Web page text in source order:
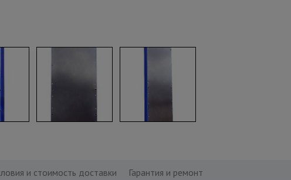
и стоимость доставки Гарантия и ремонт